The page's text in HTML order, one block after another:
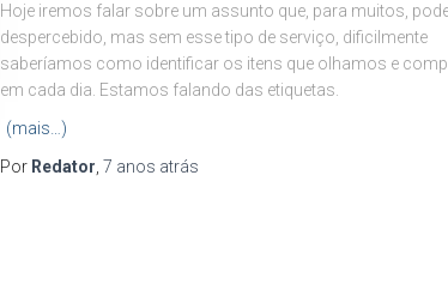
Hoje iremos falar sobre um assunto que, para muitos,
despercebido, mas sem esse tipo de serviço, dificilmente
saberíamos como identificar os itens que olhamos e
em cada dia. Estamos falando das etiquetas.
(mais…)
Por Redator 7 anos atrás